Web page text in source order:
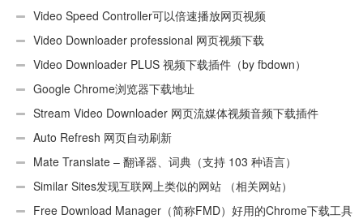
Video Speed Controller可以倍速播放网页视频
Video Downloader professional 网页视频下载
Video Downloader PLUS 视频下载插件（by fbdown）
Google Chrome浏览器下载地址
Stream Video Downloader 网页流媒体视频音频下载插件
Auto Refresh 网页自动刷新
Mate Translate – 翻译器、词典（支持 103 种语言）
Similar Sites发现互联网上类似的网站 （相关网站）
Free Download Manager（简称FMD）好用的Chrome下载工具